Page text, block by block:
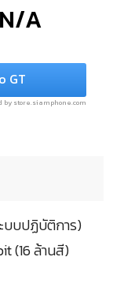
N/A
GT
by store.siamphone.com
บปฏิบัติการ)
(16 ล้านสี)